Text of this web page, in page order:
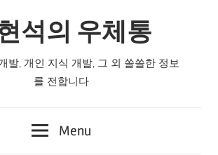
석의 우체통
발, 개인 지식 개발, 그 외 쏠쏠한 정보
를 전합니다
Menu